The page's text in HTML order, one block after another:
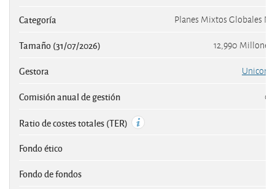
Categoría Planes Mixtos Globales
Tamaño (31/07/2026) 12,990 Millones
Gestora Unicorp
Comisión anual de gestión
Ratio de costes totales (TER)
Fondo ético
Fondo de fondos